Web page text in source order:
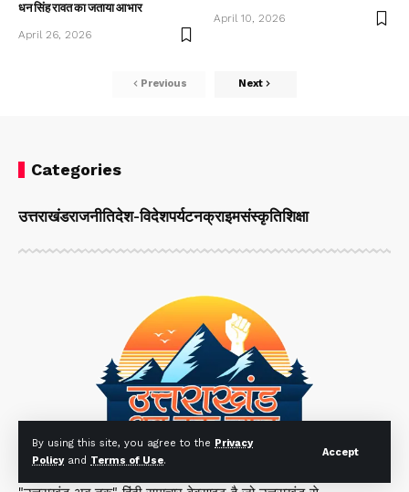
By using this site, you agree to the Privacy
Policyand Terms of Use.
Accept
धन सिंह रावत का जताया आभार
April 26, 2026
April 10, 2026
Previous Next
Categories
उत्तराखंडराजनीतिदेश-विदेशपर्यटनक्राइमसंस्कृतिशिक्षा